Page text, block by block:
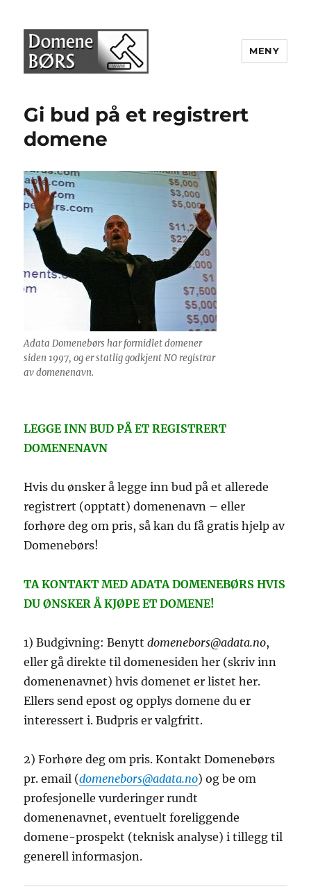
MENY
Gi bud på et registrert
domene
Adata Domenebørs har formidlet domener
siden 1997, og er statlig godkjent NO registrar
av domenenavn.
LEGGE INN BUD PÅ ET REGISTRERT
DOMENENAVN
Hvis du ønsker å legge inn bud på et allerede
registrert (opptatt) domenenavn – eller
forhøre deg om pris, så kan du få gratis hjelp av
Domenebørs!
TA KONTAKT MED ADATA DOMENEBØRS HVIS
DU ØNSKER Å KJØPE ET DOMENE!
1) Budgivning: Benyttdomenebors@adata.no,
eller gå direkte til domenesiden her (skriv inn
domenenavnet) hvis domenet er listet her.
Ellers send epost og opplys domene du er
interessert i. Budpris er valgfritt.
2) Forhøre deg om pris. Kontakt Domenebørs
pr. email (domenebors@adata.no) og be om
profesjonelle vurderinger rundt
domenenavnet, eventuelt foreliggende
domene-prospekt (teknisk analyse) i tillegg til
generell informasjon.